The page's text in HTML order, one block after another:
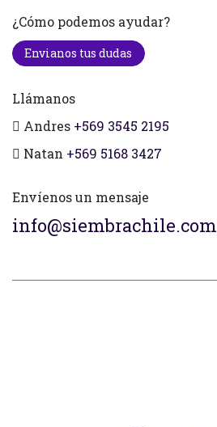
¿Cómo podemos ayudar?
Envianos tus dudas
Llámanos
Andres +569 3545 2195
Natan +569 5168 3427
Envíenos un mensaje
info@siembrachile.com